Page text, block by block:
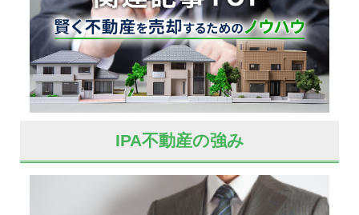
IPA不動産の強み